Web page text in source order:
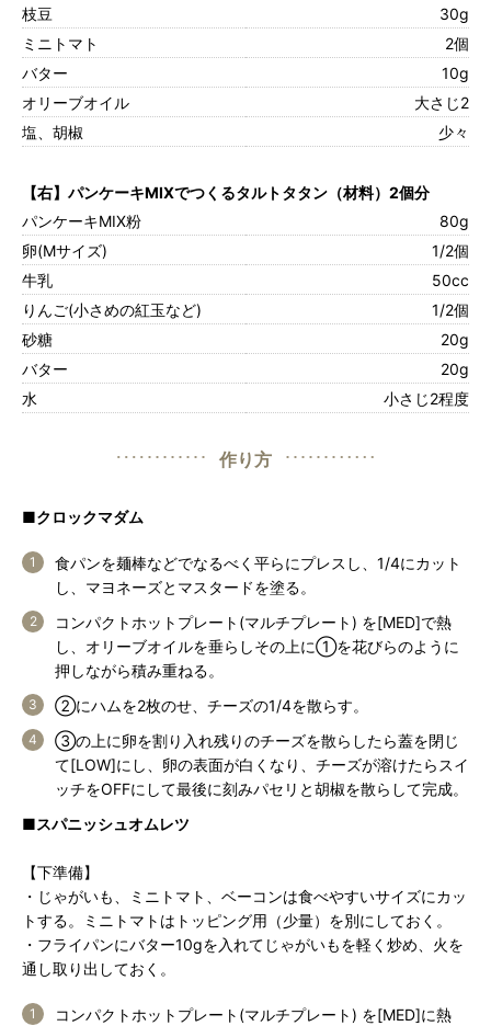
枝豆
30g
ミニトマト
2個
バター
10g
オリーブオイル
大さじ2
塩、胡椒
少々
【右】パンケーキMIXでつくるタルトタタン（材料）2個分
パンケーキMIX粉
80g
卵(Mサイズ)
1/2個
牛乳
50cc
りんご(小さめの紅玉など)
1/2個
砂糖
20g
バター
20g
水
小さじ2程度
作り方
■クロックマダム
食パンを麺棒などでなるべく平らにプレスし、1/4にカット
し、マヨネーズとマスタードを塗る。
コンパクトホットプレート(マルチプレート) を[MED]で熱
し、オリーブオイルを垂らしその上に①を花びらのように
押しながら積み重ねる。
②にハムを2枚のせ、チーズの1/4を散らす。
③の上に卵を割り入れ残りのチーズを散らしたら蓋を閉じ
て[LOW]にし、卵の表面が白くなり、チーズが溶けたらスイ
ッチをOFFにして最後に刻みパセリと胡椒を散らして完成。
■スパニッシュオムレツ
【下準備】
・じゃがいも、ミニトマト、ベーコンは食べやすいサイズにカッ
トする。ミニトマトはトッピング用（少量）を別にしておく。
・フライパンにバター10gを入れてじゃがいもを軽く炒め、火を
通し取り出しておく。
コンパクトホットプレート(マルチプレート) を[MED]に熱